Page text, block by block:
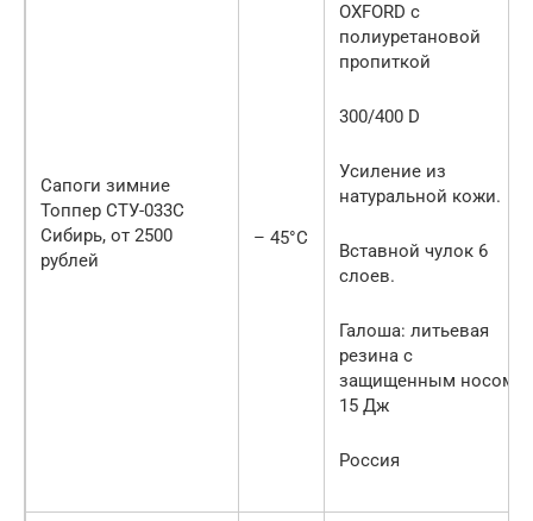
Сапоги зимние
Топпер СТУ-033С
Сибирь, от 2500
рублей
– 45°С
OXFORD с
полиуретановой
пропиткой
300/400 D
Усиление из
натуральной кожи.
Вставной чулок 6
слоев.
Галоша: литьевая
резина с
защищенным носом
15 Дж
Россия